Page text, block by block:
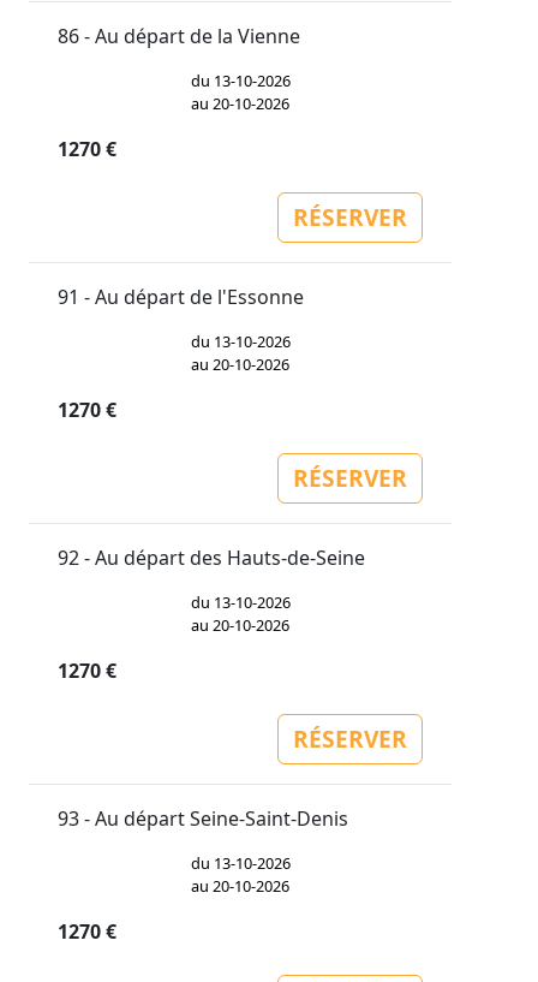
86 - Au départ de la Vienne
du 13-10-2026
au 20-10-2026
1270 €
RÉSERVER
91 - Au départ de l'Essonne
du 13-10-2026
au 20-10-2026
1270 €
RÉSERVER
92 - Au départ des Hauts-de-Seine
du 13-10-2026
au 20-10-2026
1270 €
RÉSERVER
93 - Au départ Seine-Saint-Denis
du 13-10-2026
au 20-10-2026
1270 €